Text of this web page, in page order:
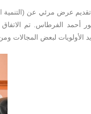
تقديم عرض مرئي عن (التنمية
أحمد الفرطاس. تم
الأولويات لبعض المجالات